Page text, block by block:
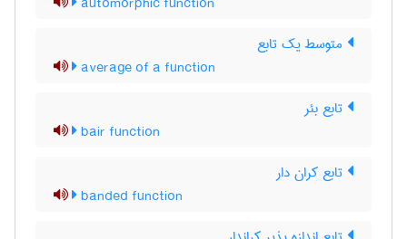
متوسط یک تابع
average of a function
تابع بئر
bair function
تابع کران دار
banded function